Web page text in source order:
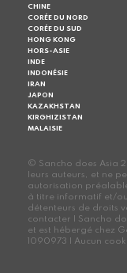
CHINE
CORÉE DU NORD
CORÉE DU SUD
HONG KONG
HORS-ASIE
INDE
INDONÉSIE
IRAN
JAPON
KAZAKHSTAN
KIRGHIZISTAN
MALAISIE
© Sancho does Asia
leurs auteurs, et ne
autorisation préalable
à titre informatif et/
détenteurs de droits
contacter | Sancho
et est hébergé chez
1090973 | Aucun